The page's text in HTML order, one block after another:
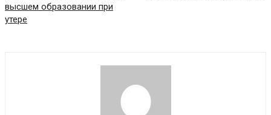
высшем образовании при
утере